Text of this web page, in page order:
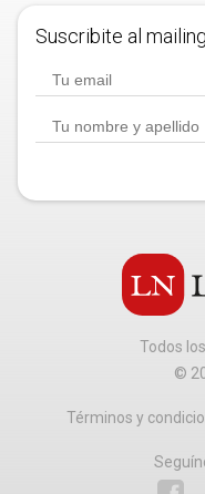
Suscribite al mailing.
Todos
©
Términos y